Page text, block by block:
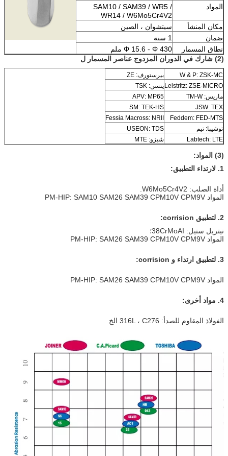
المواد
SAM10 / SAM39 / WR5 /
WR14 / W6Mo5Cr4V2
مكان المنشأ
سيتشوان ، الصين
ضمان
1 سنة
نطاق المسمار
Φ 15.6 - Φ 430 ملم
(2) شارك في الدوران المزدوج عناصر المسمار ل
W & P: ZSK-MC
بيرستورف: ZE
Leistritz: ZSE-MICROيتسن: TSK
ماريس: TM-W
APV: MP65
JSW: TEX
SM: TEK-HS
Feddem: FED-MTS
Fessia Macross: NRII
توشيبا: تيم
USEON: TDS
Labtech: LTE
شيزو: MTE
(3) المواد:
1. لارتداء التطبيق:
أداة الصلب: W6Mo5Cr4V2.
المواد PM-HIP: SAM10 SAM26 SAM39 CPM10V CPM9V
2. لتطبيق corrision:
نيتريل ستيل: 38CrMoAI؛
المواد PM-HIP: SAM26 SAM39 CPM10V CPM9V
3. لتطبيق ارتداء و corrision:
المواد PM-HIP: SAM26 SAM39 CPM10V CPM9V
4. مواد أخرى:
الفولاذ المقاوم للصدأ: 316L ، C276 الخ